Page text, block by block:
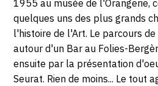
1955 au musée de l'Orangerie,
quelques uns des plus grands
l'histoire de l'Art. Le parcours
autour d'un Bar au Folies-
ensuite par la présentation
Seurat. Rien de moins... Le tout